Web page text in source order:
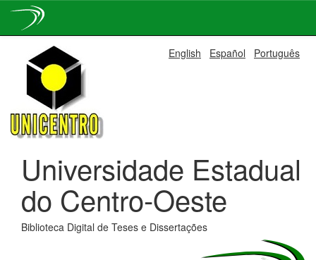
navigation
English Español Português
Universidade Estadual
do Centro-Oeste
Biblioteca Digital de Teses e Dissertações